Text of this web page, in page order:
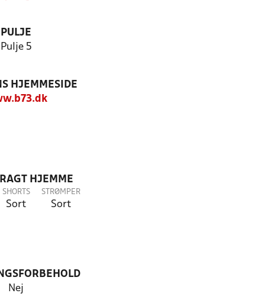
PULJE
Pulje 5
HJEMMESIDE
HJEMME
SHORTS
Sort
STRØMPER
Sort
Nej